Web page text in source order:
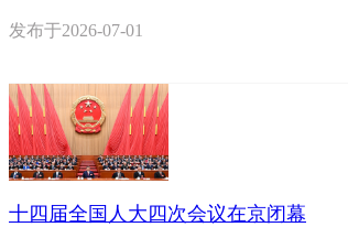
发布于2026-07-01
十四届全国人大四次会议在京闭幕